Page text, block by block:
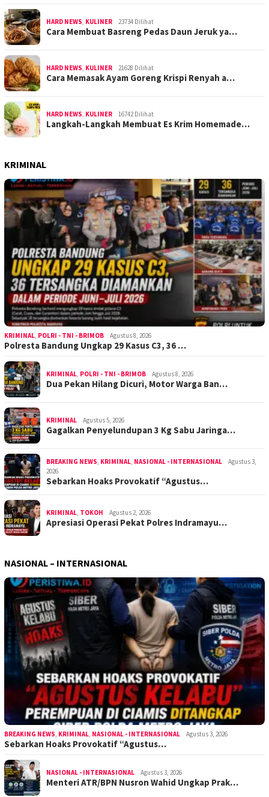
HARD NEWS, KULINER 23734 Dilihat
Cara Membuat Basreng Pedas Daun Jeruk ya…
HARD NEWS, KULINER 21628 Dilihat
Cara Memasak Ayam Goreng Krispi Renyah a…
HARD NEWS, KULINER 16742 Dilihat
Langkah-Langkah Membuat Es Krim Homemade…
KRIMINAL
KRIMINAL, POLRI - TNI - BRIMOB Agustus 8, 2026
Polresta Bandung Ungkap 29 Kasus C3, 36 …
KRIMINAL, POLRI - TNI - BRIMOB Agustus 8, 2026
Dua Pekan Hilang Dicuri, Motor Warga Ban…
KRIMINAL Agustus 5, 2026
Gagalkan Penyelundupan 3 Kg Sabu Jaringa…
BREAKING NEWS, KRIMINAL, NASIONAL - INTERNASIONAL
Agustus 3,
2026
Sebarkan Hoaks Provokatif “Agustus…
KRIMINAL, TOKOH Agustus 2, 2026
Apresiasi Operasi Pekat Polres Indramayu…
NASIONAL – INTERNASIONAL
BREAKING NEWS, KRIMINAL, NASIONAL - INTERNASIONAL Agustus 3, 2026
Sebarkan Hoaks Provokatif “Agustus…
NASIONAL - INTERNASIONAL Agustus 3, 2026
Menteri ATR/BPN Nusron Wahid Ungkap Prak…